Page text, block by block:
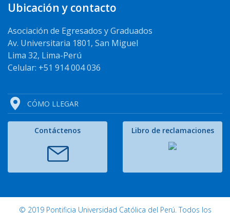
Ubicación y contacto
Asociación de Egresados y Graduados
Av. Universitaria 1801, San Miguel
Lima 32, Lima-Perú
Celular: +51 914 004 036
CÓMO LLEGAR
Contáctenos Libro de reclamaciones
© 2019 Pontificia Universidad Católica del Perú. Todos los